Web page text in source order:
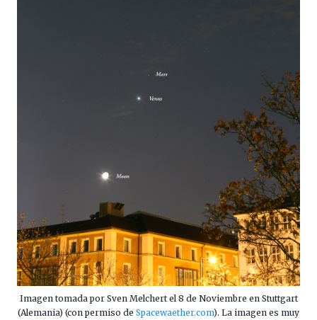
Imagen tomada por Sven Melchert el 8 de Noviembre en Stuttgart
(Alemania) (con permiso de Spacewaether.com). La imagen es muy